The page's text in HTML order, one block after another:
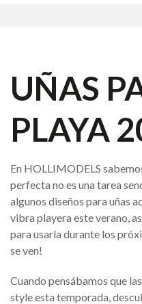
UÑAS
PLAYA
En HOLLIMODELS
perfecta no es una tarea
algunos diseños para uñas
vibra playera este verano,
para usarla durante los
se ven!
Cuando pensábamos que
style esta temporada,